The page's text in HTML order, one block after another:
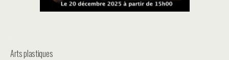
Arts plastiques